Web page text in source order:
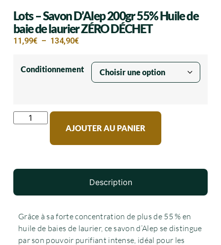
Lots – Savon D’Alep 200gr 55% Huile de
baie de laurier ZÉRO DÉCHET
11,99€ – 134,90€
Conditionnement
AJOUTER AU PANIER
Description
Grâce à sa forte concentration de plus de 55 % en
huile de baies de laurier, ce savon d’Alep se distingue
par son pouvoir purifiant intense, idéal pour les